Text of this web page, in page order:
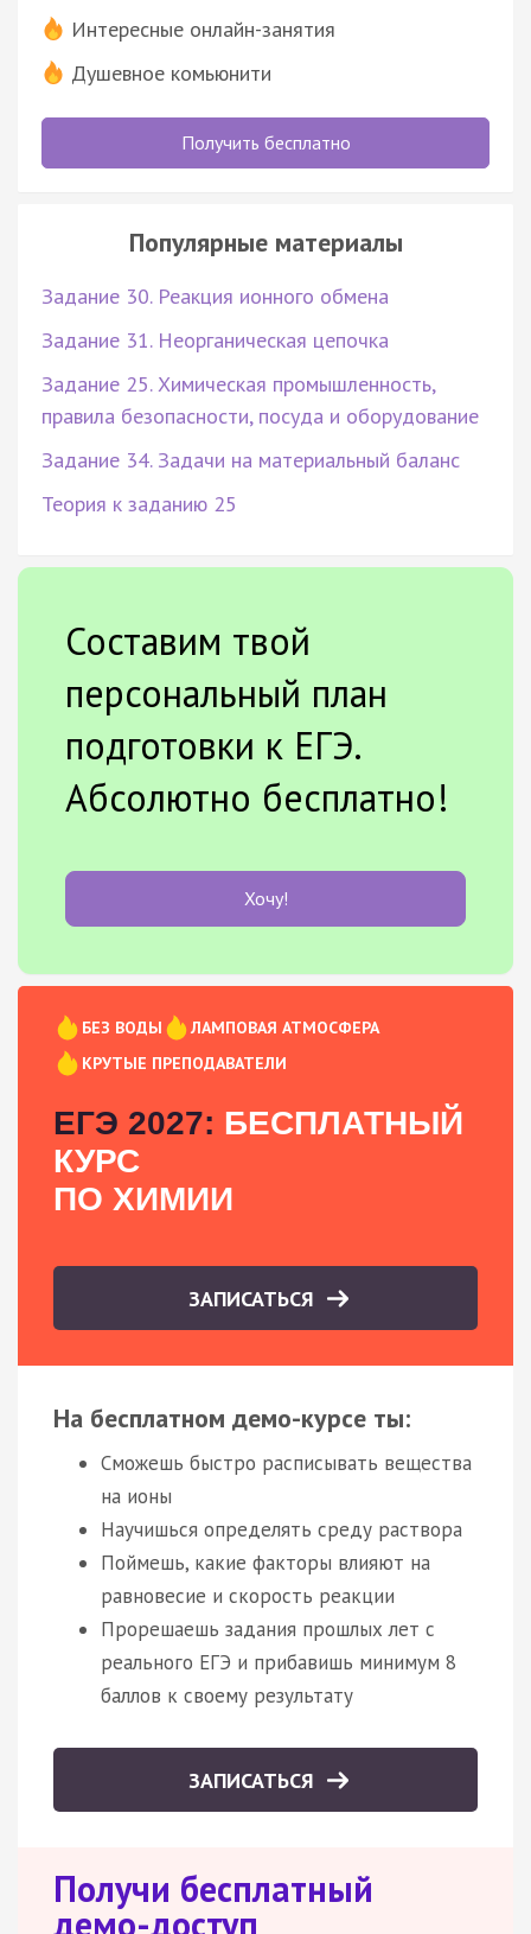
Интересные онлайн-занятия
Душевное комьюнити
Получить бесплатно
Популярные материалы
Задание 30. Реакция ионного обмена
Задание 31. Неорганическая цепочка
Задание 25. Химическая промышленность,
правила безопасности, посуда и оборудование
Задание 34. Задачи на материальный баланс
Теория к заданию 25
Составим твой
персональный план
подготовки к ЕГЭ.
Абсолютно бесплатно!
Хочу!
БЕЗ ВОДЫ
ЛАМПОВАЯ АТМОСФЕРА
КРУТЫЕ ПРЕПОДАВАТЕЛИ
ЕГЭ 2027: БЕСПЛАТНЫЙ
КУРС
ПО ХИМИИ
ЗАПИСАТЬСЯ
На бесплатном демо-курсе ты:
Сможешь быстро расписывать вещества
на ионы
Научишься определять среду раствора
Поймешь, какие факторы влияют на
равновесие и скорость реакции
Прорешаешь задания прошлых лет с
реального ЕГЭ и прибавишь минимум 8
баллов к своему результату
ЗАПИСАТЬСЯ
Получи бесплатный
демо-доступ